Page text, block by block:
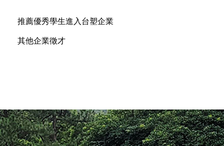
成員簡介
學籍暨成績證明代辦
歷屆傑出校友
畢業生流向與校友表現
推薦優秀學生進入台塑企業
其他企業徵才